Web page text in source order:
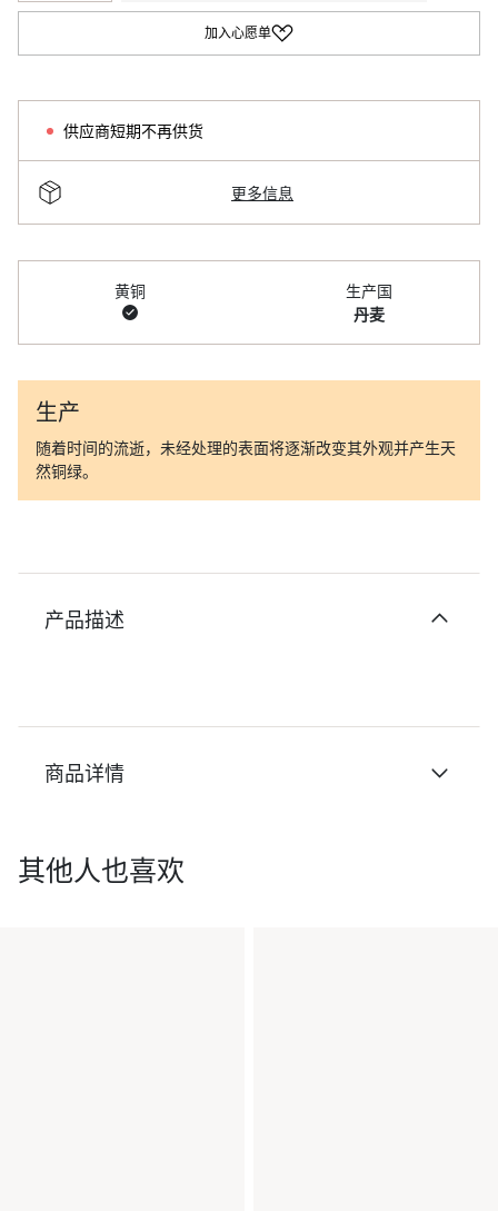
加入心愿单
供应商短期不再供货
更多信息
黄铜
生产国
丹麦
生产
随着时间的流逝，未经处理的表面将逐渐改变其外观并产生天
然铜绿。
产品描述
商品详情
其他人也喜欢